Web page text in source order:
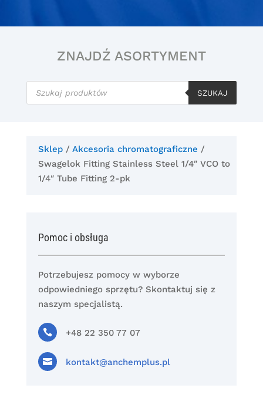
ZNAJDŹ ASORTYMENT
Wyszukiwarka
produktów
SZUKAJ
Sklep/ Akcesoria chromatograficzne /
Swagelok Fitting Stainless Steel 1/4″ VCO to
1/4″ Tube Fitting 2-pk
Pomoc i obsługa
Potrzebujesz pomocy w wyborze
odpowiedniego sprzętu? Skontaktuj się z
naszym specjalistą.
 +48 22 350 77 07
 kontakt@anchemplus.pl